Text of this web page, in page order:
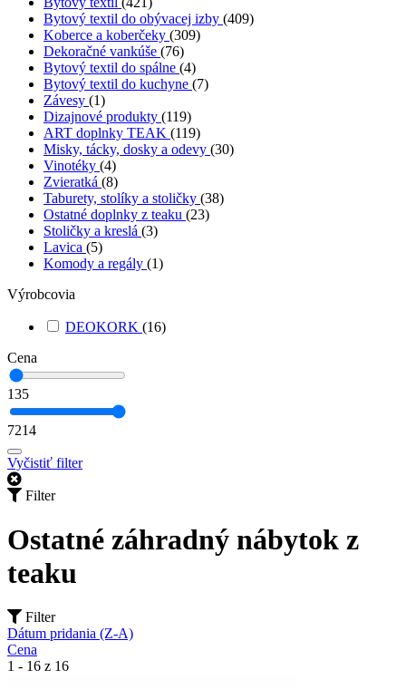
Bytový textil do obývacej izby (409)
Koberce a koberčeky (309)
Dekoračné vankúše (76)
Bytový textil do spálne (4)
Bytový textil do kuchyne (7)
Závesy (1)
Dizajnové produkty (119)
ART doplnky TEAK (119)
Misky, tácky, dosky a odevy (30)
Vinotéky (4)
Zvieratká (8)
Taburety, stolíky a stoličky (38)
Ostatné doplnky z teaku (23)
Stoličky a kreslá (3)
Lavica (5)
Komody a regály (1)
Výrobcovia
DEOKORK (16)
Cena
135
7214
Vyčistiť filter
Filter
Ostatné záhradný nábytok z
teaku
Filter
Dátum pridania (Z-A)
Cena
1 - 16 z 16